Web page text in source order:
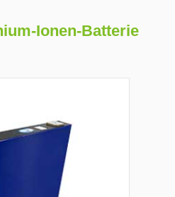
Ionen-Batterie